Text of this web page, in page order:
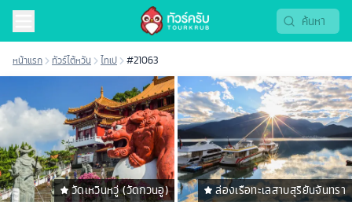
หน้าแรก ทัวร์ไต้หวัน ไทเป #21063
วัดเหวินหวู่ (วัดกวนอู) ล่องเรือทะเลสาบสุริยันจันทรา